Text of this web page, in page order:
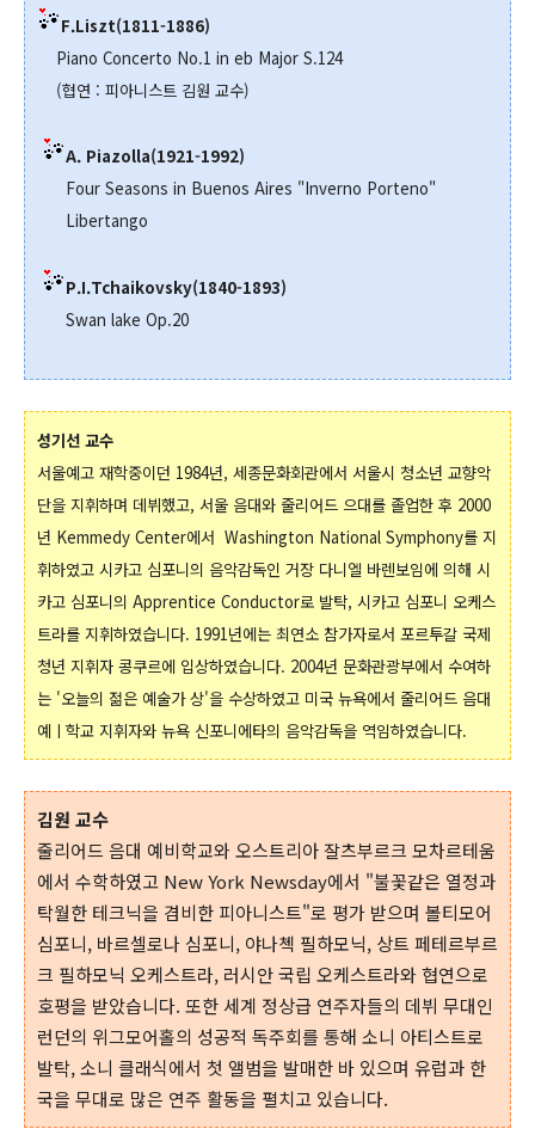
F.Liszt(1811-1886)
Piano Concerto No.1 in eb Major S.124
(협연 : 피아니스트 김원 교수)
A. Piazolla(1921-1992)
Four Seasons in Buenos Aires "Inverno Porteno"
Libertango
P.I.Tchaikovsky(1840-1893)
Swan lake Op.20
성기선 교수
서울예고 재학중이던 1984년, 세종문화회관에서 서울시 청소년 교향악
단을 지휘하며 데뷔했고, 서울 음대와 줄리어드 으대를 졸업한 후 2000
년 Kemmedy Center에서 Washington National Symphony를 지
휘하였고 시카고 심포니의 음악감독인 거장 다니엘 바렌보임에 의해 시
카고 심포니의 Apprentice Conductor로 발탁, 시카고 심포니 오케스
트라를 지휘하였습니다. 1991년에는 최연소 참가자로서 포르투갈 국제
청년 지휘자 콩쿠르에 입상하였습니다. 2004년 문화관광부에서 수여하
는 '오늘의 젊은 예술가 상'을 수상하였고 미국 뉴욕에서 줄리어드 음대
예ㅣ학교 지휘자와 뉴욕 신포니에타의 음악감독을 역임하였습니다.
김원 교수
줄리어드 음대 예비학교와 오스트리아 잘츠부르크 모차르테움
에서 수학하였고 New York Newsday에서 "불꽃같은 열정과
탁월한 테크닉을 겸비한 피아니스트"로 평가 받으며 볼티모어
심포니, 바르셀로나 심포니, 야나첵 필하모닉, 상트 페테르부르
크 필하모닉 오케스트라, 러시안 국립 오케스트라와 협연으로
호평을 받았습니다. 또한 세계 정상급 연주자들의 데뷔 무대인
런던의 위그모어홀의 성공적 독주회를 통해 소니 아티스트로
발탁, 소니 클래식에서 첫 앨범을 발매한 바 있으며 유럽과 한
국을 무대로 많은 연주 활동을 펼치고 있습니다.